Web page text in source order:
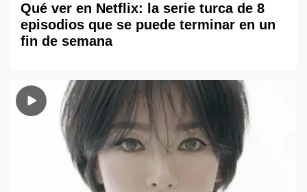
Qué ver en Netflix: la serie turca de 8
episodios que se puede terminar en un
fin de semana